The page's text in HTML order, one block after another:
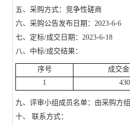
五、采购方式：竞争性磋商
六、采购公告发布日期：2023-6-6
七、定标/成交日期：2023-6-18
八、中标/成交结果：
序号 成交金
1
430
九、评审小组成员名单：由采购方组
十、 联系方式：